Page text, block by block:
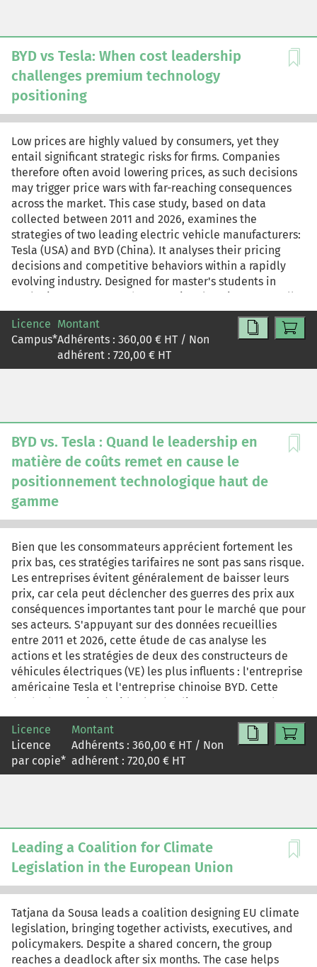
BYD vs Tesla: When cost leadership
challenges premium technology
positioning
Low prices are highly valued by consumers, yet they
entail significant strategic risks for firms. Companies
therefore often avoid lowering prices, as such decisions
may trigger price wars with far-reaching consequences
across the market. This case study, based on data
collected between 2011 and 2026, examines the
strategies of two leading electric vehicle manufacturers:
Tesla (USA) and BYD (China). It analyses their pricing
decisions and competitive behaviors within a rapidly
evolving industry. Designed for master's students in
Marketing, Strategy, and International Business, as well
as practitioners, the case aims to deepen understanding
of the benefits, risks, and trade-offs associated with low-
price strategies. Key concepts include competitive
pricing, price elasticity, market leadership and
Licence
Campus*
Montant
Adhérents : 360,00 € HT / Non
adhérent : 720,00 € HT
BYD vs. Tesla : Quand le leadership en
matière de coûts remet en cause le
positionnement technologique haut de
gamme
Bien que les consommateurs apprécient fortement les
prix bas, ces stratégies tarifaires ne sont pas sans risque.
Les entreprises évitent généralement de baisser leurs
prix, car cela peut déclencher des guerres des prix aux
conséquences importantes tant pour le marché que pour
ses acteurs. S'appuyant sur des données recueillies
entre 2011 et 2026, cette étude de cas analyse les
actions et les stratégies de deux des constructeurs de
véhicules électriques (VE) les plus influents : l'entreprise
américaine Tesla et l'entreprise chinoise BYD. Cette
étude de cas vise à aider les étudiants en master de
marketing, de stratégie et de commerce international,
ainsi que les dirigeants, à mieux comprendre les
nuances, les avantages et les risques associés aux
stratégies de prix bas. Tout au long de l'étude de cas, les
stratégie de pénétration par opposition à la stratégie
d'écrémage, ainsi que la viabilité stratégique des
guerres des prix.
Licence
Licence
par copie*
Montant
Adhérents : 360,00 € HT / Non
adhérent : 720,00 € HT
Leading a Coalition for Climate
Legislation in the European Union
Tatjana da Sousa leads a coalition designing EU climate
legislation, bringing together activists, executives, and
policymakers. Despite a shared concern, the group
reaches a deadlock after six months. The case helps